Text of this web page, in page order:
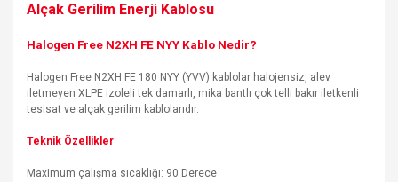
Alçak Gerilim Enerji Kablosu
Halogen Free N2XH FE NYY Kablo Nedir?
Halogen Free N2XH FE 180 NYY (YVV) kablolar halojensiz, alev
iletmeyen XLPE izoleli tek damarlı, mika bantlı çok telli bakır iletkenli
tesisat ve alçak gerilim kablolarıdır.
Teknik Özellikler
Maximum çalışma sıcaklığı: 90 Derece